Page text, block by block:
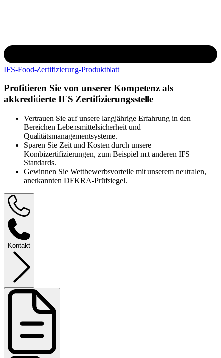
IFS-Food-Zertifizierung-Produktblatt
Profitieren Sie von unserer Kompetenz als
akkreditierte IFS Zertifizierungsstelle
Vertrauen Sie auf unsere langjährige Erfahrung in den
Bereichen Lebensmittelsicherheit und
Qualitätsmanagementsysteme.
Sparen Sie Zeit und Kosten durch unsere
Kombizertifizierungen, zum Beispiel mit anderen IFS
Standards.
Gewinnen Sie Wettbewerbsvorteile mit unserem neutralen,
anerkannten DEKRA-Prüfsiegel.
Kontakt